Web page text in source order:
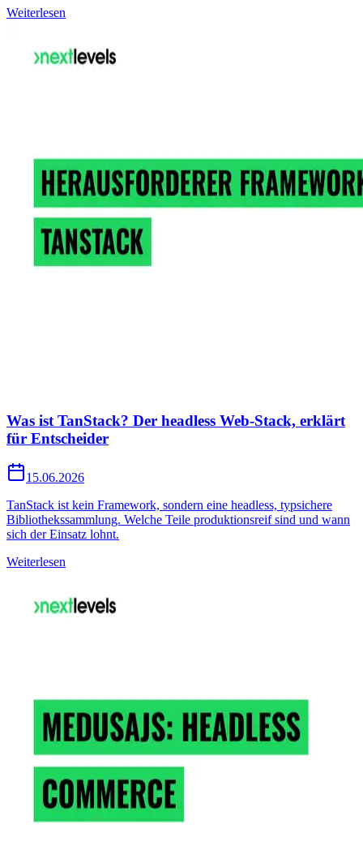
Weiterlesen
Was ist TanStack? Der headless Web-Stack, erklärt
für Entscheider
15.06.2026
TanStack ist kein Framework, sondern eine headless, typsichere
Bibliothekssammlung. Welche Teile produktionsreif sind und wann
sich der Einsatz lohnt.
Weiterlesen